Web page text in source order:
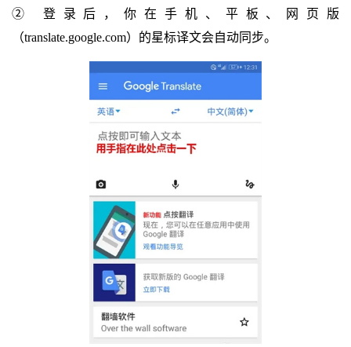
② 登录后，你在手机、平板、网页版
（translate.google.com）的星标译文会自动同步。